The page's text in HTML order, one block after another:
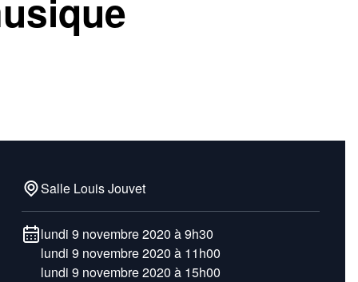
Salle Louis Jouvet
lundi 9 novembre 2020 à 9h30
lundi 9 novembre 2020 à 11h00
lundi 9 novembre 2020 à 15h00